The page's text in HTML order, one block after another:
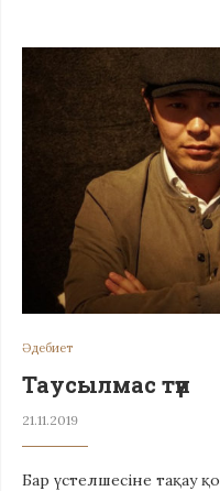
Әдебиет
Таусылмас түн
21.11.2019
Бар үстелшесіне тақау